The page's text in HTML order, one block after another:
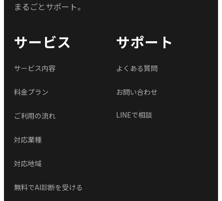
まるごとサポート。
サービス
サービス内容
料金プラン
ご利用の流れ
対応業種
対応地域
無料でAI診断を受ける
サポート
よくある質問
お問い合わせ
LINEで相談